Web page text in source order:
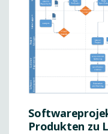
Produkten zu